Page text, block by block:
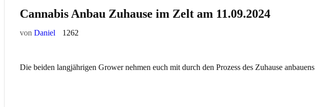
Cannabis Anbau Zuhause im Zelt am 11.09.2024
von Daniel 1262
Die beiden langjährigen Grower nehmen euch mit durch den Prozess des Zuhause anbauens